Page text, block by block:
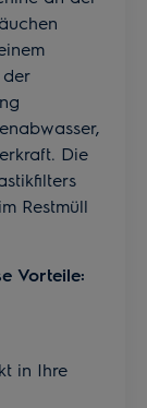
Die
Restmüll
Vorteile:
in Ihre